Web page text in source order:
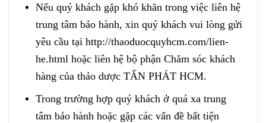
Nếu quý khách gặp khó khăn trong việc liên hệ
trung tâm bảo hành, xin quý khách vui lòng gửi
yêu cầu tại http://thaoduocquyhcm.com/lien-
he.html hoặc liên hệ bộ phận Chăm sóc khách
hàng của thảo dược TẤN PHÁT HCM.
Trong trường hợp quý khách ở quá xa trung
tâm bảo hành hoặc gặp các vấn đề bất tiện